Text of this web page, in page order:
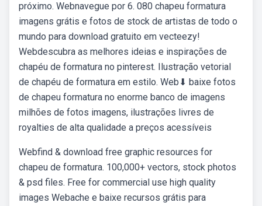
próximo. Webnavegue por 6. 080 chapeu formatura
imagens grátis e fotos de stock de artistas de todo o
mundo para download gratuito em vecteezy!
Webdescubra as melhores ideias e inspirações de
chapéu de formatura no pinterest. Ilustração vetorial
de chapéu de formatura em estilo. Web⬇ baixe fotos
de chapeu formatura no enorme banco de imagens
milhões de fotos imagens, ilustrações livres de
royalties de alta qualidade a preços acessíveis
Webfind & download free graphic resources for
chapeu de formatura. 100,000+ vectors, stock photos
& psd files. Free for commercial use high quality
images Webache e baixe recursos grátis para